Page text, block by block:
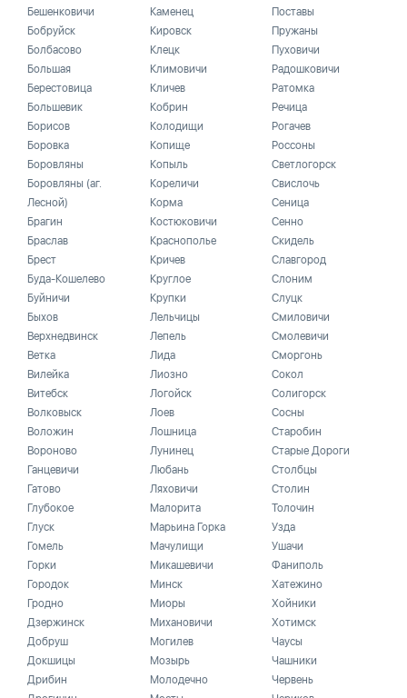
Бешенковичи
Бобруйск
Болбасово
Большая
Берестовица
Большевик
Борисов
Боровка
Боровляны
Боровляны (аг.
Лесной)
Брагин
Браслав
Брест
Буда-Кошелево
Буйничи
Быхов
Верхнедвинск
Ветка
Вилейка
Витебск
Волковыск
Воложин
Вороново
Ганцевичи
Гатово
Глубокое
Глуск
Гомель
Горки
Городок
Гродно
Дзержинск
Добруш
Докшицы
Дрибин
Каменец
Кировск
Клецк
Климовичи
Кличев
Кобрин
Колодищи
Копище
Копыль
Кореличи
Корма
Костюковичи
Краснополье
Кричев
Круглое
Крупки
Лельчицы
Лепель
Лида
Лиозно
Логойск
Лоев
Лошница
Лунинец
Любань
Ляховичи
Малорита
Марьина Горка
Мачулищи
Микашевичи
Минск
Миоры
Михановичи
Могилев
Мозырь
Молодечно
Поставы
Пружаны
Пуховичи
Радошковичи
Ратомка
Речица
Рогачев
Россоны
Светлогорск
Свислочь
Сеница
Сенно
Скидель
Славгород
Слоним
Слуцк
Смиловичи
Смолевичи
Сморгонь
Сокол
Солигорск
Сосны
Старобин
Старые Дороги
Столбцы
Столин
Толочин
Узда
Ушачи
Фаниполь
Хатежино
Хойники
Хотимск
Чаусы
Чашники
Червень